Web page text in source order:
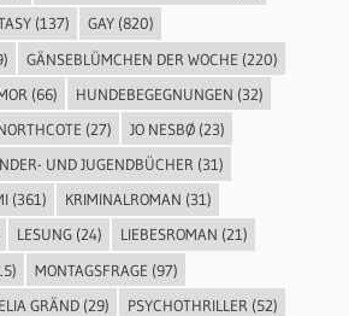
(137) GAY(820)
GÄNSEBLÜMCHEN DER WOCHE (220)
(66) HUNDEBEGEGNUNGEN (32)
(27) JO NESBØ(23)
UND JUGENDBÜCHER (31)
(361) KRIMINALROMAN (31)
LESUNG(24) LIEBESROMAN (21)
MONTAGSFRAGE (97)
GRÄND(29) PSYCHOTHRILLER (52)